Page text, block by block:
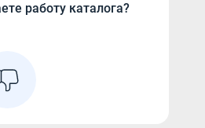
работу каталога?